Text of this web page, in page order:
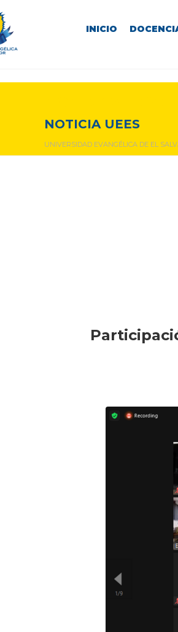
INICIO
NOTICIA UEES
UNIVERSIDAD EVANGÉLICA DE EL